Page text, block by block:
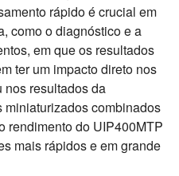
rápido é crucial em
como o diagnóstico e a
em que os resultados
ter um impacto direto nos
nos resultados da
miniaturizados combinados
rendimento do UIP400MTP
mais rápidos e em grande